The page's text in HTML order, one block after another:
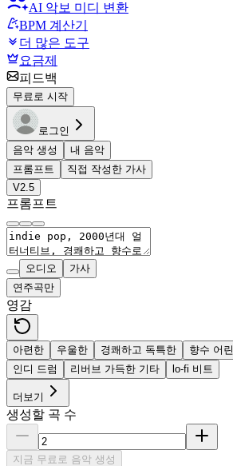
AI 악보 미디 변환
BPM 계산기
더 많은 도구
요금제
피드백
무료로 시작
로그인
음악 생성
내 음악
프롬프트
직접 작성한 가사
V2.5
프롬프트
오디오
가사
연주곡만
영감
아련한 우울한 경쾌하고 독특한 향수 어린
인디 드럼
리버브 가득한 기타 lo-fi 비트
더보기
생성할 곡 수
지금 무료로 음악 생성